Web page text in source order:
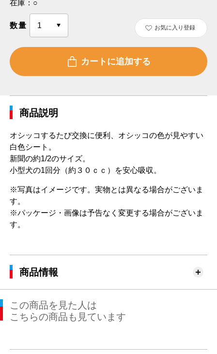
在庫： ○
数量 お気に入り登録
商品説明
オシッコするたび交換に便利、オシッコの色が見やすい
白色シート。
新聞の約1/2のサイズ。
小型犬の1回分（約３０ｃｃ）を安心吸収。
※写真はイメージです。実物とは異なる場合がございま
す。
※パッケージ・画像は予告なく変更する場合がございま
す。
商品情報
この商品を見た人は
こちらの商品も見ています